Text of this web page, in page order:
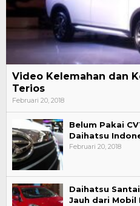
Video Kelemahan dan
Terios
Februari 20, 2018
Belum Pakai
Daihatsu
Februari 20, 2018
Daihatsu
Jauh dari Mobil